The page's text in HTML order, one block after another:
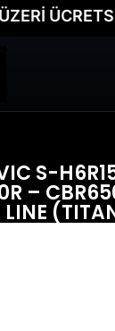
ÜCRETSİZ
S-
–